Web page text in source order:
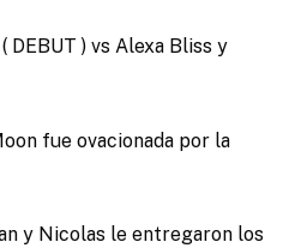
DEBUT ) vs Alexa Bliss y
fue ovacionada por la
y Nicolas le entregaron los